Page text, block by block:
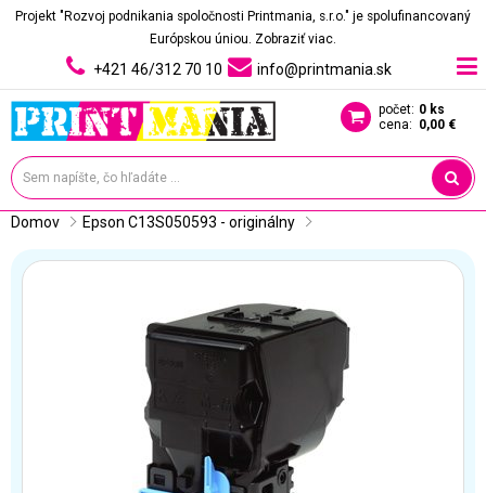
Projekt "Rozvoj podnikania spoločnosti Printmania, s.r.o." je spolufinancovaný
Európskou úniou. Zobraziť viac.
+421 46/312 70 10 info@printmania.sk
počet: 0 ks
cena: 0,00 €
Domov Epson C13S050593 - originálny